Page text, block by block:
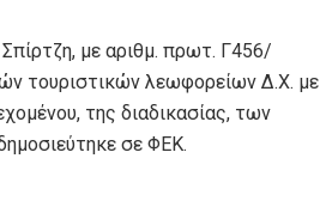
με αριθμ. πρωτ. Γ456/
τουριστικών λεωφορείων Δ.Χ. με
της διαδικασίας, των
σε ΦΕΚ.